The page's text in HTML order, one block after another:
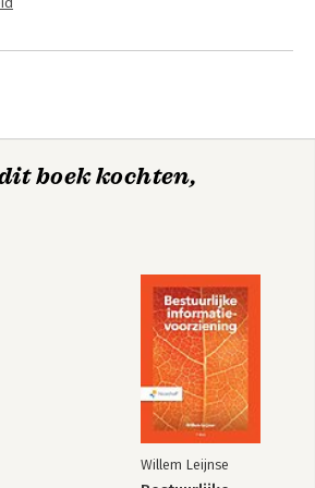
boek kochten,
Willem Leijnse